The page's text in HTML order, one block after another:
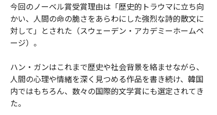
今回のノーベル賞受賞理由は「歴史的トラウマに立ち向
かい、人間の命の脆さをあらわにした強烈な詩的散文に
対して」とされた（スウェーデン・アカデミーホームペ
ージ）。
ハン・ガンはこれまで歴史や社会背景を絡ませながら、
人間の心理や情緒を深く見つめる作品を書き続け、韓国
内ではもちろん、数々の国際的文学賞にも選定されてき
た。